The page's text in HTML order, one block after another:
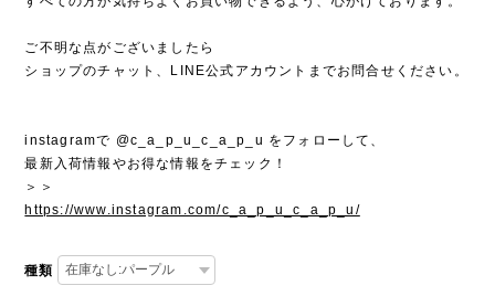
ご不明な点がございましたら
ショップのチャット、LINE公式アカウントまでお問合せください。
instagramで @c_a_p_u_c_a_p_u をフォローして、
最新入荷情報やお得な情報をチェック！
＞＞
https://www.instagram.com/c_a_p_u_c_a_p_u/
種類